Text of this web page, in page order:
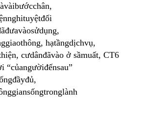
vàibướcchân,
nghituyệtđối
đưavàosửdụng,
giaothông, hạtầngdịchvụ,
, cưdânđãvàoở sầmuất, CT6
“củangườiđếnsau”
đầyđủ,
giansốngtronglành